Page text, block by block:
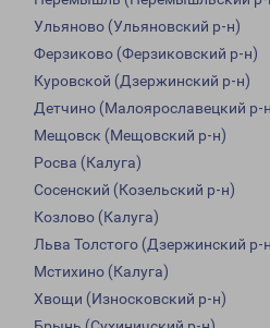
Ульяново (Ульяновский р-н)
Ферзиково (Ферзиковский р-н)
Куровской (Дзержинский р-н)
Детчино (Малоярославецкий р-
Мещовск (Мещовский р-н)
Росва (Калуга)
Сосенский (Козельский р-н)
Козлово (Калуга)
Льва Толстого (Дзержинский р-
Мстихино (Калуга)
Хвощи (Износковский р-н)